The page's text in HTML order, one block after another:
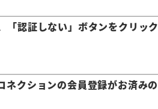
認証しない」ボタンをクリッ
クションの会員登録がお済み